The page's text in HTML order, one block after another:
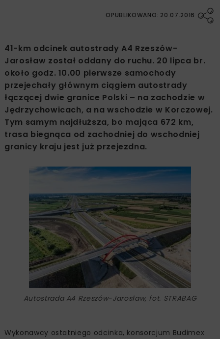
OPUBLIKOWANO: 20.07.2016
41-km odcinek autostrady A4 Rzeszów-
Jarosław został oddany do ruchu. 20 lipca br.
około godz. 10.00 pierwsze samochody
przejechały głównym ciągiem autostrady
łączącej dwie granice Polski – na zachodzie w
Jędrzychowicach, a na wschodzie w Korczowej.
Tym samym najdłuższa, bo mająca 672 km,
trasa biegnąca od zachodniej do wschodniej
granicy kraju jest już przejezdna.
Autostrada A4 Rzeszów-Jarosław, fot. STRABAG
Wykonawcy ostatniego odcinka, konsorcjum Budimex